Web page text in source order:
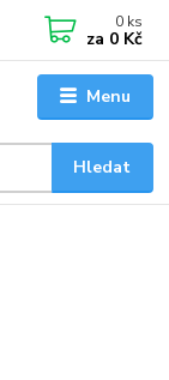
Menu
Hledat
0 ks
za 0 Kč